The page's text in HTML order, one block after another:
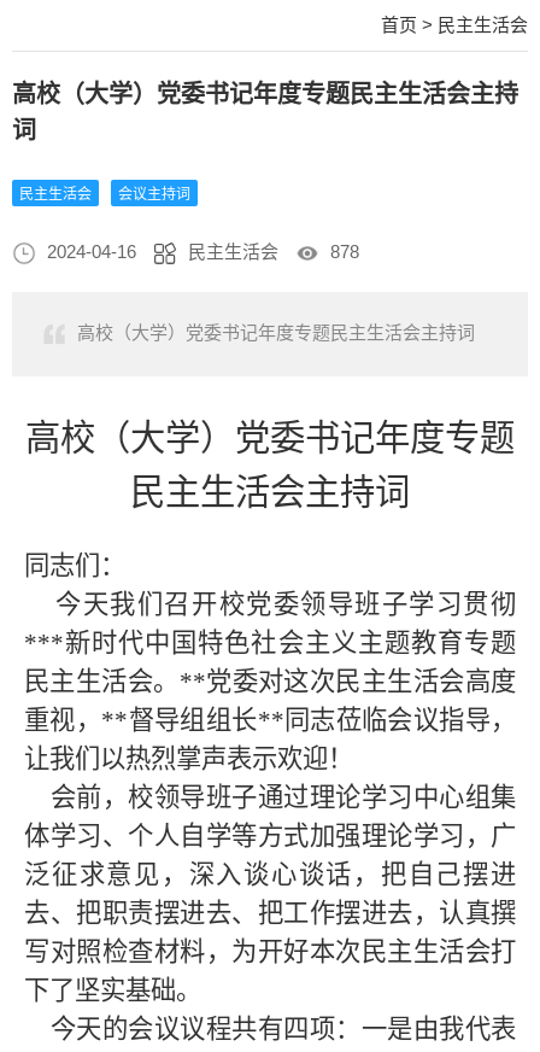
首页 > 民主生活会
高校（大学）党委书记年度专题民主生活会主持
词
民主生活会 会议主持词
2024-04-16 民主生活会 878
高校（大学）党委书记年度专题民主生活会主持词
高校（大学）党委书记年度专题
民主生活会主持词
同志们：
今天我们召开校党委领导班子学习贯彻
***新时代中国特色社会主义主题教育专题
民主生活会。 **党委对这次民主生活会高度
重视， **督导组组长**同志莅临会议指导，
让我们以热烈掌声表示欢迎！
会前，校领导班子通过理论学习中心组集
体学习、个人自学等方式加强理论学习，广
泛征求意见，深入谈心谈话，把自己摆进
去、把职责摆进去、把工作摆进去，认真撰
写对照检查材料，为开好本次 民主生活会打
下了坚实基础。
今天的会议议程共有四项：一是由我代表